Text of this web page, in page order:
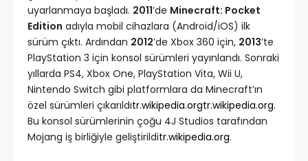
uyarlanmaya başladı. 2011’de Minecraft: Pocket
Edition adıyla mobil cihazlara (Android/iOS) ilk
sürüm çıktı. Ardından 2012’de Xbox 360 için, 2013’te
PlayStation 3 için konsol sürümleri yayınlandı. Sonraki
yıllarda PS4, Xbox One, PlayStation Vita, Wii U,
Nintendo Switch gibi platformlara da Minecraft’ın
özel sürümleri çıkarıldıtr.wikipedia.orgtr.wikipedia.org.
Bu konsol sürümlerinin çoğu 4J Studios tarafından
Mojang iş birliğiyle geliştirilditr.wikipedia.org.